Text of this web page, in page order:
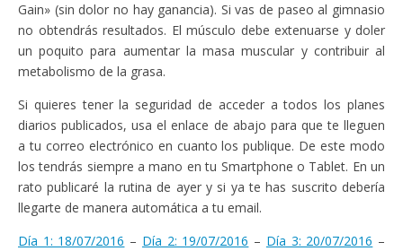
Gain» (sin dolor no hay ganancia). Si vas de paseo al gimnasio
no obtendrás resultados. El músculo debe extenuarse y doler
un poquito para aumentar la masa muscular y contribuir al
metabolismo de la grasa.
Si quieres tener la seguridad de acceder a todos los planes
diarios publicados, usa el enlace de abajo para que te lleguen
a tu correo electrónico en cuanto los publique. De este modo
los tendrás siempre a mano en tu Smartphone o Tablet. En un
rato publicaré la rutina de ayer y si ya te has suscrito debería
llegarte de manera automática a tu email.
Día 1: 18/07/2016 – Día 2: 19/07/2016 – Día 3: 20/07/2016 –